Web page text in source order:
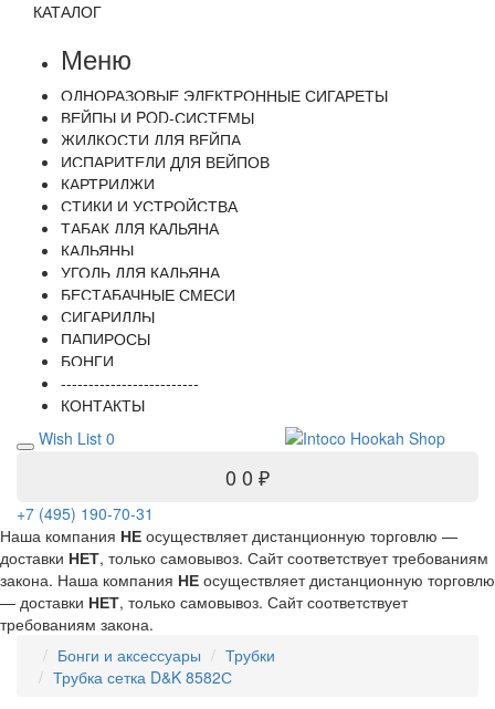
КАТАЛОГ
Меню
ОДНОРАЗОВЫЕ ЭЛЕКТРОННЫЕ СИГАРЕТЫ
ВЕЙПЫ И POD-СИСТЕМЫ
ЖИДКОСТИ ДЛЯ ВЕЙПА
ИСПАРИТЕЛИ ДЛЯ ВЕЙПОВ
КАРТРИДЖИ
СТИКИ И УСТРОЙСТВА
ТАБАК ДЛЯ КАЛЬЯНА
КАЛЬЯНЫ
УГОЛЬ ДЛЯ КАЛЬЯНА
БЕСТАБАЧНЫЕ СМЕСИ
СИГАРИЛЛЫ
ПАПИРОСЫ
БОНГИ
-------------------------
КОНТАКТЫ
Wish List 0
0 0 ₽
+7 (495) 190-70-31
Наша компания НЕ осуществляет дистанционную торговлю —
доставки НЕТ, только самовывоз. Сайт соответствует требованиям
закона. Наша компания НЕ осуществляет дистанционную торговлю
— доставки НЕТ, только самовывоз. Сайт соответствует
требованиям закона.
Бонги и аксессуары
Трубки
Трубка сетка D&K 8582С